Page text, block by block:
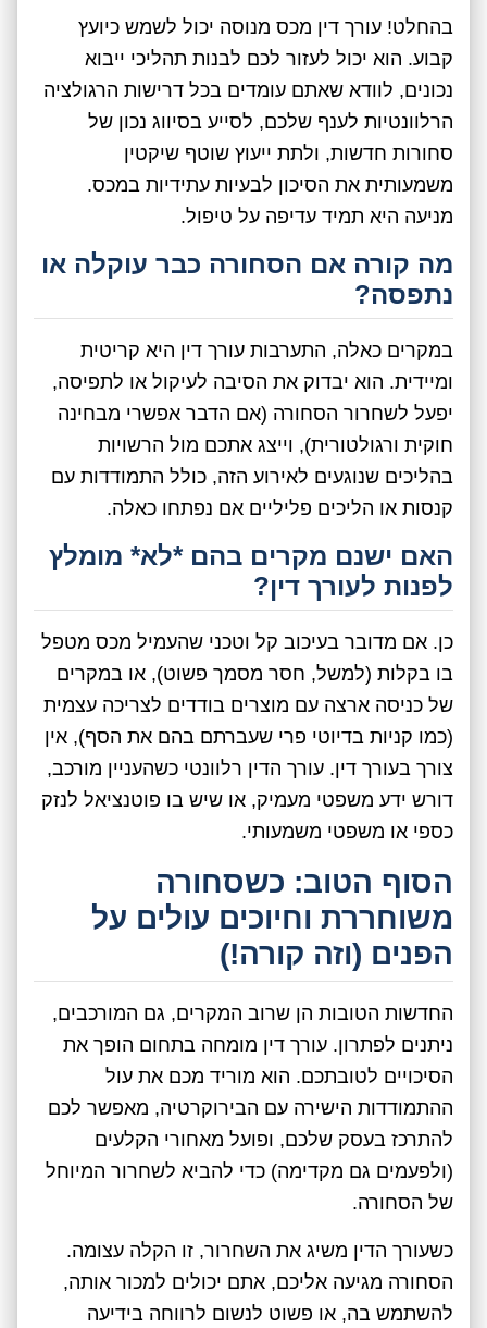
בהחלט! עורך דין מכס מנוסה יכול לשמש כיועץ
קבוע. הוא יכול לעזור לכם לבנות תהליכי ייבוא
נכונים, לוודא שאתם עומדים בכל דרישות הרגולציה
הרלוונטיות לענף שלכם, לסייע בסיווג נכון של
סחורות חדשות, ולתת ייעוץ שוטף שיקטין
משמעותית את הסיכון לבעיות עתידיות במכס.
מניעה היא תמיד עדיפה על טיפול.
מה קורה אם הסחורה כבר עוקלה או
נתפסה?
במקרים כאלה, התערבות עורך דין היא קריטית
ומיידית. הוא יבדוק את הסיבה לעיקול או לתפיסה,
יפעל לשחרור הסחורה (אם הדבר אפשרי מבחינה
חוקית ורגולטורית), וייצג אתכם מול הרשויות
בהליכים שנוגעים לאירוע הזה, כולל התמודדות עם
קנסות או הליכים פליליים אם נפתחו כאלה.
האם ישנם מקרים בהם *לא* מומלץ
לפנות לעורך דין?
כן. אם מדובר בעיכוב קל וטכני שהעמיל מכס מטפל
בו בקלות (למשל, חסר מסמך פשוט), או במקרים
של כניסה ארצה עם מוצרים בודדים לצריכה עצמית
(כמו קניות בדיוטי פרי שעברתם בהם את הסף), אין
צורך בעורך דין. עורך הדין רלוונטי כשהעניין מורכב,
דורש ידע משפטי מעמיק, או שיש בו פוטנציאל לנזק
כספי או משפטי משמעותי.
הסוף הטוב: כשסחורה
משוחררת וחיוכים עולים על
הפנים (וזה קורה!)
החדשות הטובות הן שרוב המקרים, גם המורכבים,
ניתנים לפתרון. עורך דין מומחה בתחום הופך את
הסיכויים לטובתכם. הוא מוריד מכם את עול
ההתמודדות הישירה עם הבירוקרטיה, מאפשר לכם
להתרכז בעסק שלכם, ופועל מאחורי הקלעים
(ולפעמים גם מקדימה) כדי להביא לשחרור המיוחל
של הסחורה.
כשעורך הדין משיג את השחרור, זו הקלה עצומה.
הסחורה מגיעה אליכם, אתם יכולים למכור אותה,
להשתמש בה, או פשוט לנשום לרווחה בידיעה